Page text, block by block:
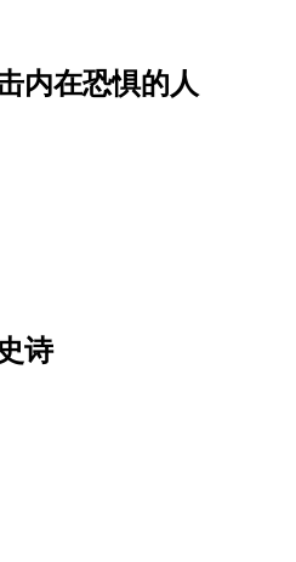
内在恐惧的人
诗